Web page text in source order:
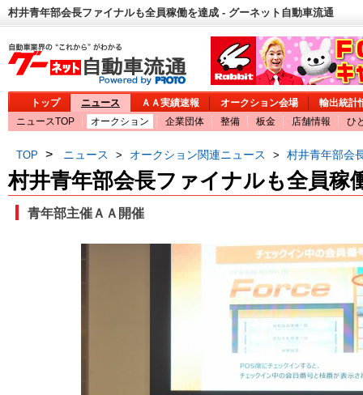
村井青年部会長ファイナルも全員稼働を達成 - グーネット自動車流通
トップ ニュース ＡＡ実績速報 オークション会場
輸出統計
ニュースTOP
オークション 企業団体 整備 板金 店舗情報 ひ
TOP > ニュース > オークション関連ニュース > 村井青年部会
村井青年部会長ファイナルも全員稼
青年部主催ＡＡ開催